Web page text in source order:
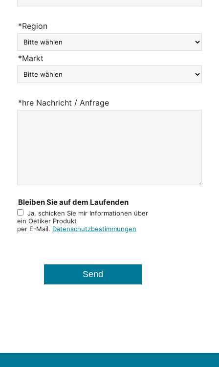
*Region
*Markt
*hre Nachricht / Anfrage
Bleiben Sie auf dem Laufenden
Ja, schicken Sie mir Informationen über
ein Oetiker Produkt
per E-Mail. Datenschutzbestimmungen